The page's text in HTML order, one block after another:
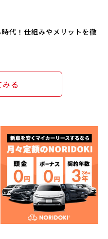
代！仕組みやメリットを徹
みる